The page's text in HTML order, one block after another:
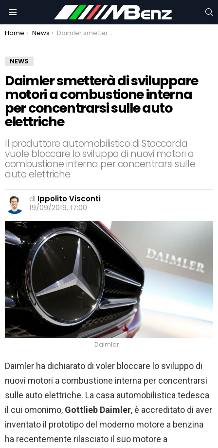
You are here:
Home News Daimler smetterà di sviluppare motori a combustione interna per concentrarsi sulle auto elettriche
NEWS
Daimler smetterà di sviluppare
motori a combustione interna
per concentrarsi sulle auto
elettriche
Il produttore automobilistico di Stoccarda
vuole bloccare lo sviluppo di nuovi motori a
combustione interna per concentrarsi sulle
auto elettriche
di Ippolito Visconti
19/09/2019, 17:00
Daimler
Daimler ha dichiarato di voler bloccare lo sviluppo di
nuovi motori a combustione interna per concentrarsi
sulle auto elettriche. La casa automobilistica tedesca
il cui omonimo, Gottlieb Daimler, è accreditato di aver
inventato il prototipo del moderno motore a benzina
ha recentemente rilasciato il suo motore a